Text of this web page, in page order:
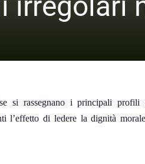
si rassegnano i principali
l’effetto di ledere la dignità